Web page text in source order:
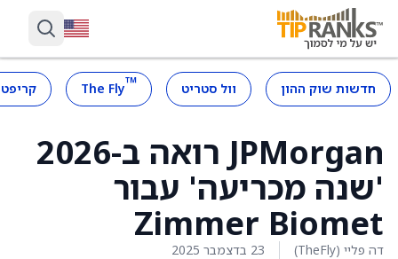
חדשות שוק ההון וול סטריט ™
The Fly
JPMorgan רואה ב-2026
'שנה מכריעה' עבור
Zimmer Biomet
דה פליי (TheFly) 23 בדצמבר 2025